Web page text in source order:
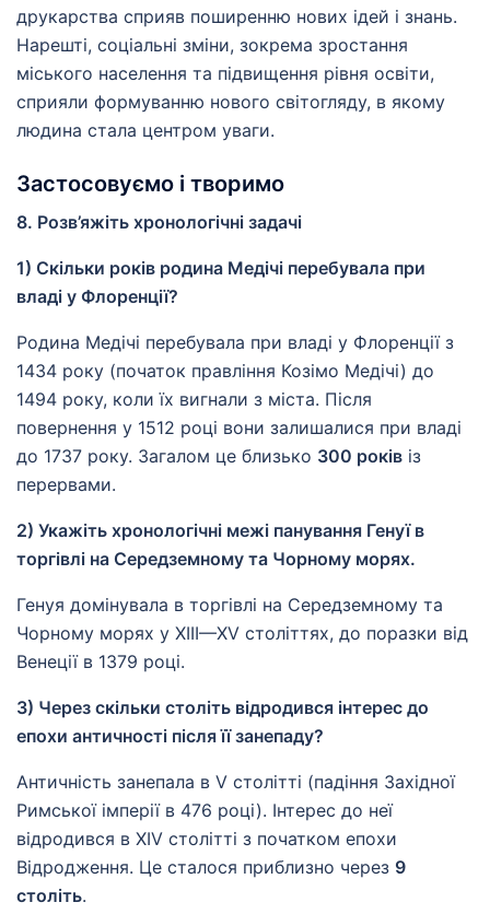
друкарства сприяв поширенню нових ідей і знань.
Нарешті, соціальні зміни, зокрема зростання
міського населення та підвищення рівня освіти,
сприяли формуванню нового світогляду, в якому
людина стала центром уваги.
Застосовуємо і творимо
8. Розв’яжіть хронологічні задачі
1) Скільки років родина Медічі перебувала при
владі у Флоренції?
Родина Медічі перебувала при владі у Флоренції з
1434 року (початок правління Козімо Медічі) до
1494 року, коли їх вигнали з міста. Після
повернення у 1512 році вони залишалися при владі
до 1737 року. Загалом це близько 300 років із
перервами.
2) Укажіть хронологічні межі панування Генуї в
торгівлі на Середземному та Чорному морях.
Генуя домінувала в торгівлі на Середземному та
Чорному морях у XIII—XV століттях, до поразки від
Венеції в 1379 році.
3) Через скільки століть відродився інтерес до
епохи античності після її занепаду?
Античність занепала в V столітті (падіння Західної
Римської імперії в 476 році). Інтерес до неї
відродився в XIV столітті з початком епохи
Відродження. Це сталося приблизно через 9
століть.